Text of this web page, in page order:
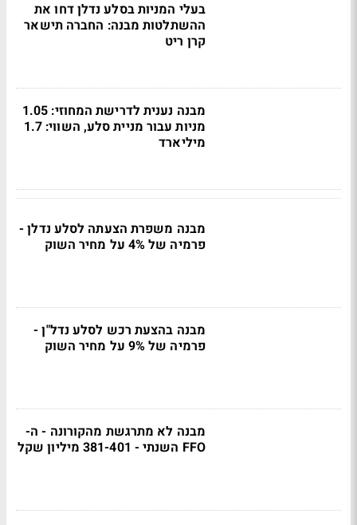
בעלי המניות בסלע נדלן דחו את
ההשתלטות מבנה: החברה תישאר
קרן ריט
מבנה נענית לדרישת המחוזי: 1.05
מניות עבור מניית סלע, השווי: 1.7
מיליארד
מבנה משפרת הצעתה לסלע נדלן -
פרמיה של 4% על מחיר השוק
מבנה בהצעת רכש לסלע נדל"ן -
פרמיה של 9% על מחיר השוק
מבנה לא מתרגשת מהקורונה - ה-
FFO השנתי - 381-401 מיליון שקל